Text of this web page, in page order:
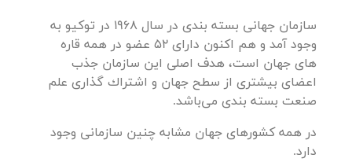
سازمان جهانی بسته بندی در سال 1968 در توكیو به
وجود آمد و هم اكنون دارای 52 عضو در همه قاره
های جهان است، هدف اصلی این سازمان جذب
اعضای بیشتری از سطح جهان و اشتراك گذاری علم
صنعت بسته بندی می‌باشد.
در همه كشورهای جهان مشابه چنین سازمانی وجود
دارد.